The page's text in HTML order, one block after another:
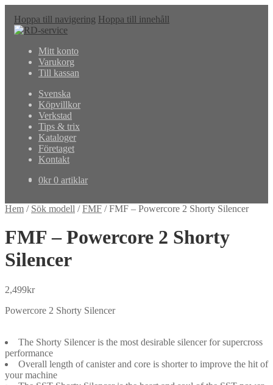
Hoppa till navigering Hoppa till innehåll
Mitt konto
Varukorg
Till kassan
Svenska
Köpvillkor
Verkstad
Tips & trix
Kataloger
Företaget
Kontakt
0kr 0 artiklar
Hem / Sök modell /FMF /FMF – Powercore 2 Shorty Silencer
FMF – Powercore 2 Shorty
Silencer
2,499kr
Powercore 2 Shorty Silencer
The Shorty Silencer is the most desirable silencer for supercross
performance
Overall length of canister and core is shorter to improve the hit of
your machine